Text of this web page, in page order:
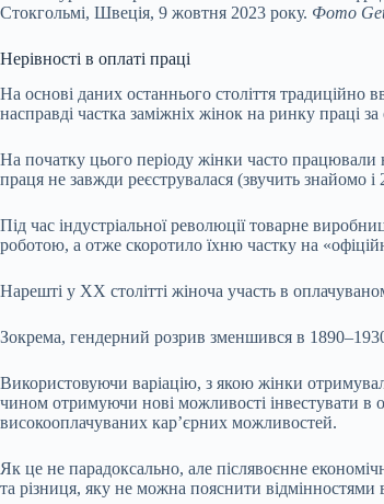
Стокгольмі, Швеція, 9 жовтня 2023 року. Фото
Нерівності в оплаті праці
На основі даних останнього століття традиційно
насправді частка заміжніх жінок на ринку праці
На початку цього періоду жінки часто працювали
праця не завжди реєструвалася (звучить знайомо
Під час індустріальної революції товарне
роботою, а отже скоротило їхню частку на
Нарешті у XX столітті жіноча участь в
Зокрема, гендерний розрив зменшився в 1890–1930
Використовуючи варіацію, з якою жінки
чином отримуючи нові можливості інвестувати в
високооплачуваних кар’єрних можливостей.
Як це не парадоксально, але післявоєнне
та різниця, яку не можна пояснити відмінностями